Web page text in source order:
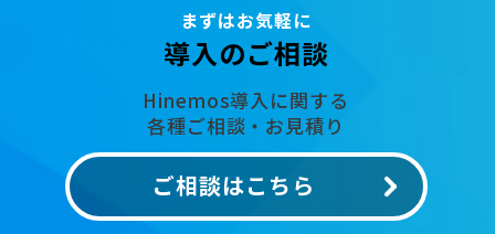
まずはお気軽に
導入のご相談
Hinemos導入に関する
各種ご相談・お見積り
ご相談はこちら